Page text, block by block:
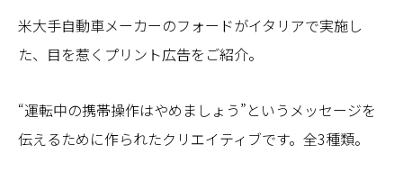
米大手自動車メーカーのフォードがイタリアで実施し
た、目を惹くプリント広告をご紹介。
“運転中の携帯操作はやめましょう”というメッセージを
伝えるために作られたクリエイティブです。全3種類。